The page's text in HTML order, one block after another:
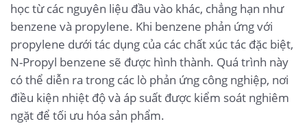
học từ các nguyên liệu đầu vào khác, chẳng hạn như
benzene và propylene. Khi benzene phản ứng với
propylene dưới tác dụng của các chất xúc tác đặc biệt,
N-Propyl benzene sẽ được hình thành. Quá trình này
có thể diễn ra trong các lò phản ứng công nghiệp, nơi
điều kiện nhiệt độ và áp suất được kiểm soát nghiêm
ngặt để tối ưu hóa sản phẩm.